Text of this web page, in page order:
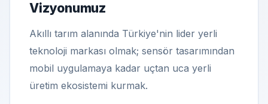
Vizyonumuz
Akıllı tarım alanında Türkiye'nin lider yerli
teknoloji markası olmak; sensör tasarımından
mobil uygulamaya kadar uçtan uca yerli
üretim ekosistemi kurmak.